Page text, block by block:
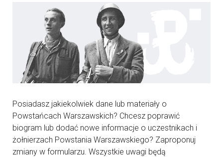
Posiadasz jakiekolwiek dane lub materiały o
Powstańcach Warszawskich? Chcesz poprawić
biogram lub dodać nowe informacje o uczestnikach i
żołnierzach Powstania Warszawskiego? Zaproponuj
zmiany w formularzu. Wszystkie uwagi będą